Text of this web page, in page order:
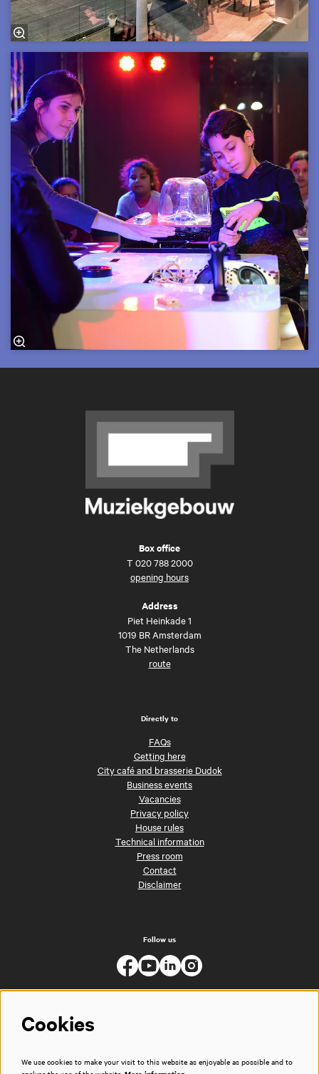
Box office
T 020 788 2000
opening hours
Address
Piet Heinkade 1
1019 BR Amsterdam
The Netherlands
route
Directly to
FAQs
Getting here
City café and brasserie Dudok
Business events
Vacancies
Privacy policy
House rules
Technical information
Press room
Contact
Disclaimer
Follow us
Cookies
We use cookies to make your visit to this website as enjoyable as possible and to